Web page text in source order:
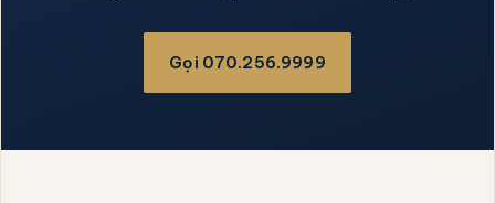
Gọi 070.256.9999